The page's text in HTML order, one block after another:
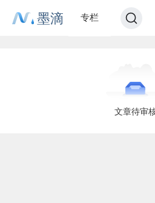
墨滴 专栏
文章待审